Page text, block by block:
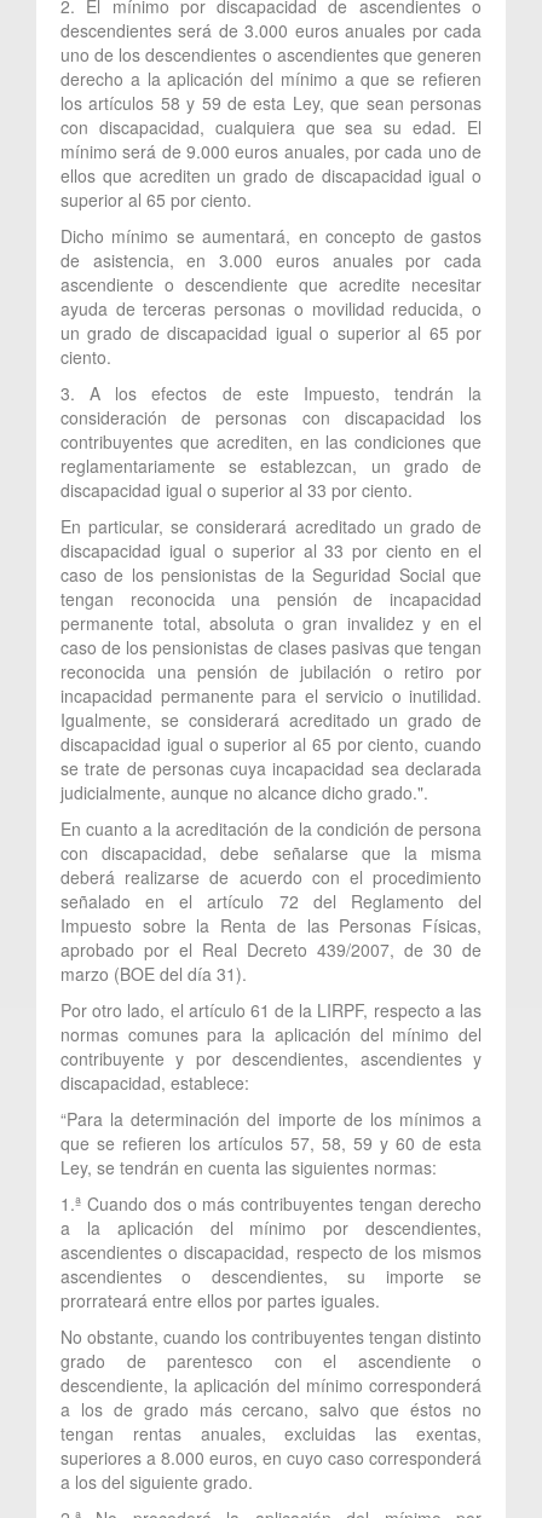
2. El mínimo por discapacidad de ascendientes o
descendientes será de 3.000 euros anuales por cada
uno de los descendientes o ascendientes que generen
derecho a la aplicación del mínimo a que se refieren
los artículos 58 y 59 de esta Ley, que sean personas
con discapacidad, cualquiera que sea su edad. El
mínimo será de 9.000 euros anuales, por cada uno de
ellos que acrediten un grado de discapacidad igual o
superior al 65 por ciento.
Dicho mínimo se aumentará, en concepto de gastos
de asistencia, en 3.000 euros anuales por cada
ascendiente o descendiente que acredite necesitar
ayuda de terceras personas o movilidad reducida, o
un grado de discapacidad igual o superior al 65 por
ciento.
3. A los efectos de este Impuesto, tendrán la
consideración de personas con discapacidad los
contribuyentes que acrediten, en las condiciones que
reglamentariamente se establezcan, un grado de
discapacidad igual o superior al 33 por ciento.
En particular, se considerará acreditado un grado de
discapacidad igual o superior al 33 por ciento en el
caso de los pensionistas de la Seguridad Social que
tengan reconocida una pensión de incapacidad
permanente total, absoluta o gran invalidez y en el
caso de los pensionistas de clases pasivas que tengan
reconocida una pensión de jubilación o retiro por
incapacidad permanente para el servicio o inutilidad.
Igualmente, se considerará acreditado un grado de
discapacidad igual o superior al 65 por ciento, cuando
se trate de personas cuya incapacidad sea declarada
judicialmente, aunque no alcance dicho grado.".
En cuanto a la acreditación de la condición de persona
con discapacidad, debe señalarse que la misma
deberá realizarse de acuerdo con el procedimiento
señalado en el artículo 72 del Reglamento del
Impuesto sobre la Renta de las Personas Físicas,
aprobado por el Real Decreto 439/2007, de 30 de
marzo (BOE del día 31).
Por otro lado, el artículo 61 de la LIRPF, respecto a las
normas comunes para la aplicación del mínimo del
contribuyente y por descendientes, ascendientes y
discapacidad, establece:
“Para la determinación del importe de los mínimos a
que se refieren los artículos 57, 58, 59 y 60 de esta
Ley, se tendrán en cuenta las siguientes normas:
1.ª Cuando dos o más contribuyentes tengan derecho
a la aplicación del mínimo por descendientes,
ascendientes o discapacidad, respecto de los mismos
ascendientes o descendientes, su importe se
prorrateará entre ellos por partes iguales.
No obstante, cuando los contribuyentes tengan distinto
grado de parentesco con el ascendiente o
descendiente, la aplicación del mínimo corresponderá
a los de grado más cercano, salvo que éstos no
tengan rentas anuales, excluidas las exentas,
superiores a 8.000 euros, en cuyo caso corresponderá
a los del siguiente grado.